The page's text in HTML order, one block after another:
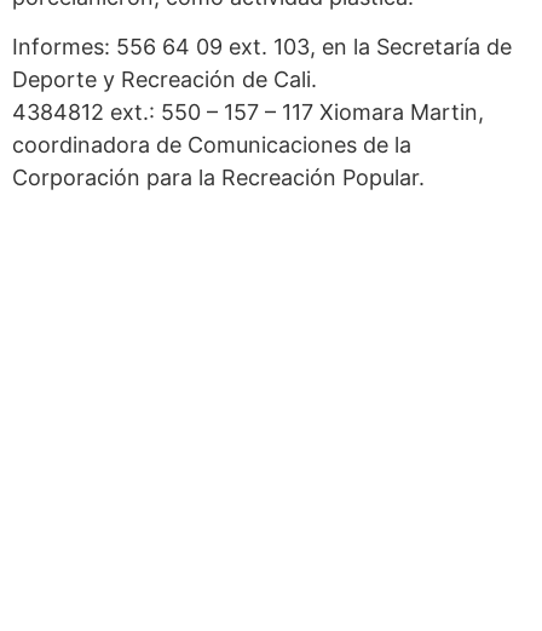
Informes: 556 64 09 ext. 103, en la Secretaría de
Deporte y Recreación de Cali.
4384812 ext.: 550 – 157 – 117 Xiomara Martin,
coordinadora de Comunicaciones de la
Corporación para la Recreación Popular.